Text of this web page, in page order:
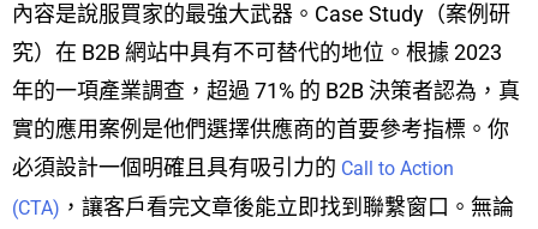
內容是說服買家的最強大武器。Case Study（案例研
究）在 B2B 網站中具有不可替代的地位。根據 2023
年的一項產業調查，超過 71% 的 B2B 決策者認為，真
實的應用案例是他們選擇供應商的首要參考指標。你
必須設計一個明確且具有吸引力的 Call to Action
(CTA) ，讓客戶看完文章後能立即找到聯繫窗口。無論